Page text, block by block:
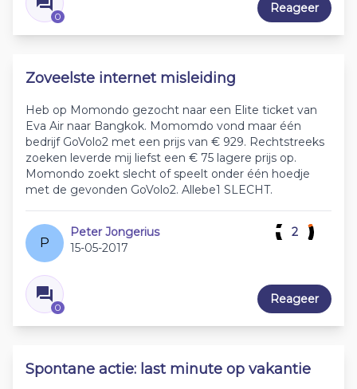
0
Reageer
Zoveelste internet misleiding
Heb op Momondo gezocht naar een Elite ticket van
Eva Air naar Bangkok. Momomdo vond maar één
bedrijf GoVolo2 met een prijs van € 929. Rechtstreeks
zoeken leverde mij liefst een € 75 lagere prijs op.
Momondo zoekt slecht of speelt onder één hoedje
met de gevonden GoVolo2. Allebe1 SLECHT.
P
Peter Jongerius
15-05-2017
0
2
Reageer
Spontane actie: last minute op vakantie